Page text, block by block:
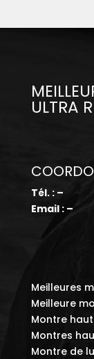
ULTRA
Tél. : –
Email : –
Meilleures
Meilleure
Montre
Montres
Montre de